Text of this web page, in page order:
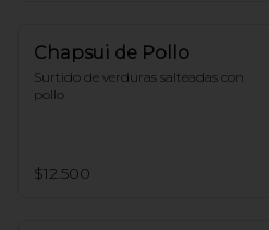
Chapsui de Pollo
Surtido de verduras salteadas con
pollo
$12.500